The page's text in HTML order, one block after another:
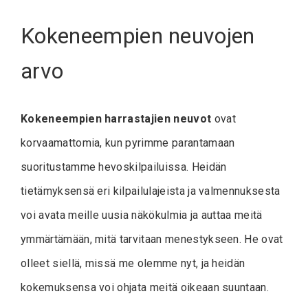
Kokeneempien neuvojen
arvo
Kokeneempien harrastajien neuvot ovat
korvaamattomia, kun pyrimme parantamaan
suoritustamme hevoskilpailuissa. Heidän
tietämyksensä eri kilpailulajeista ja valmennuksesta
voi avata meille uusia näkökulmia ja auttaa meitä
ymmärtämään, mitä tarvitaan menestykseen. He ovat
olleet siellä, missä me olemme nyt, ja heidän
kokemuksensa voi ohjata meitä oikeaan suuntaan.